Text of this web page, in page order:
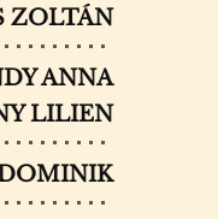
ZOLTÁN
ANNA
LILIEN